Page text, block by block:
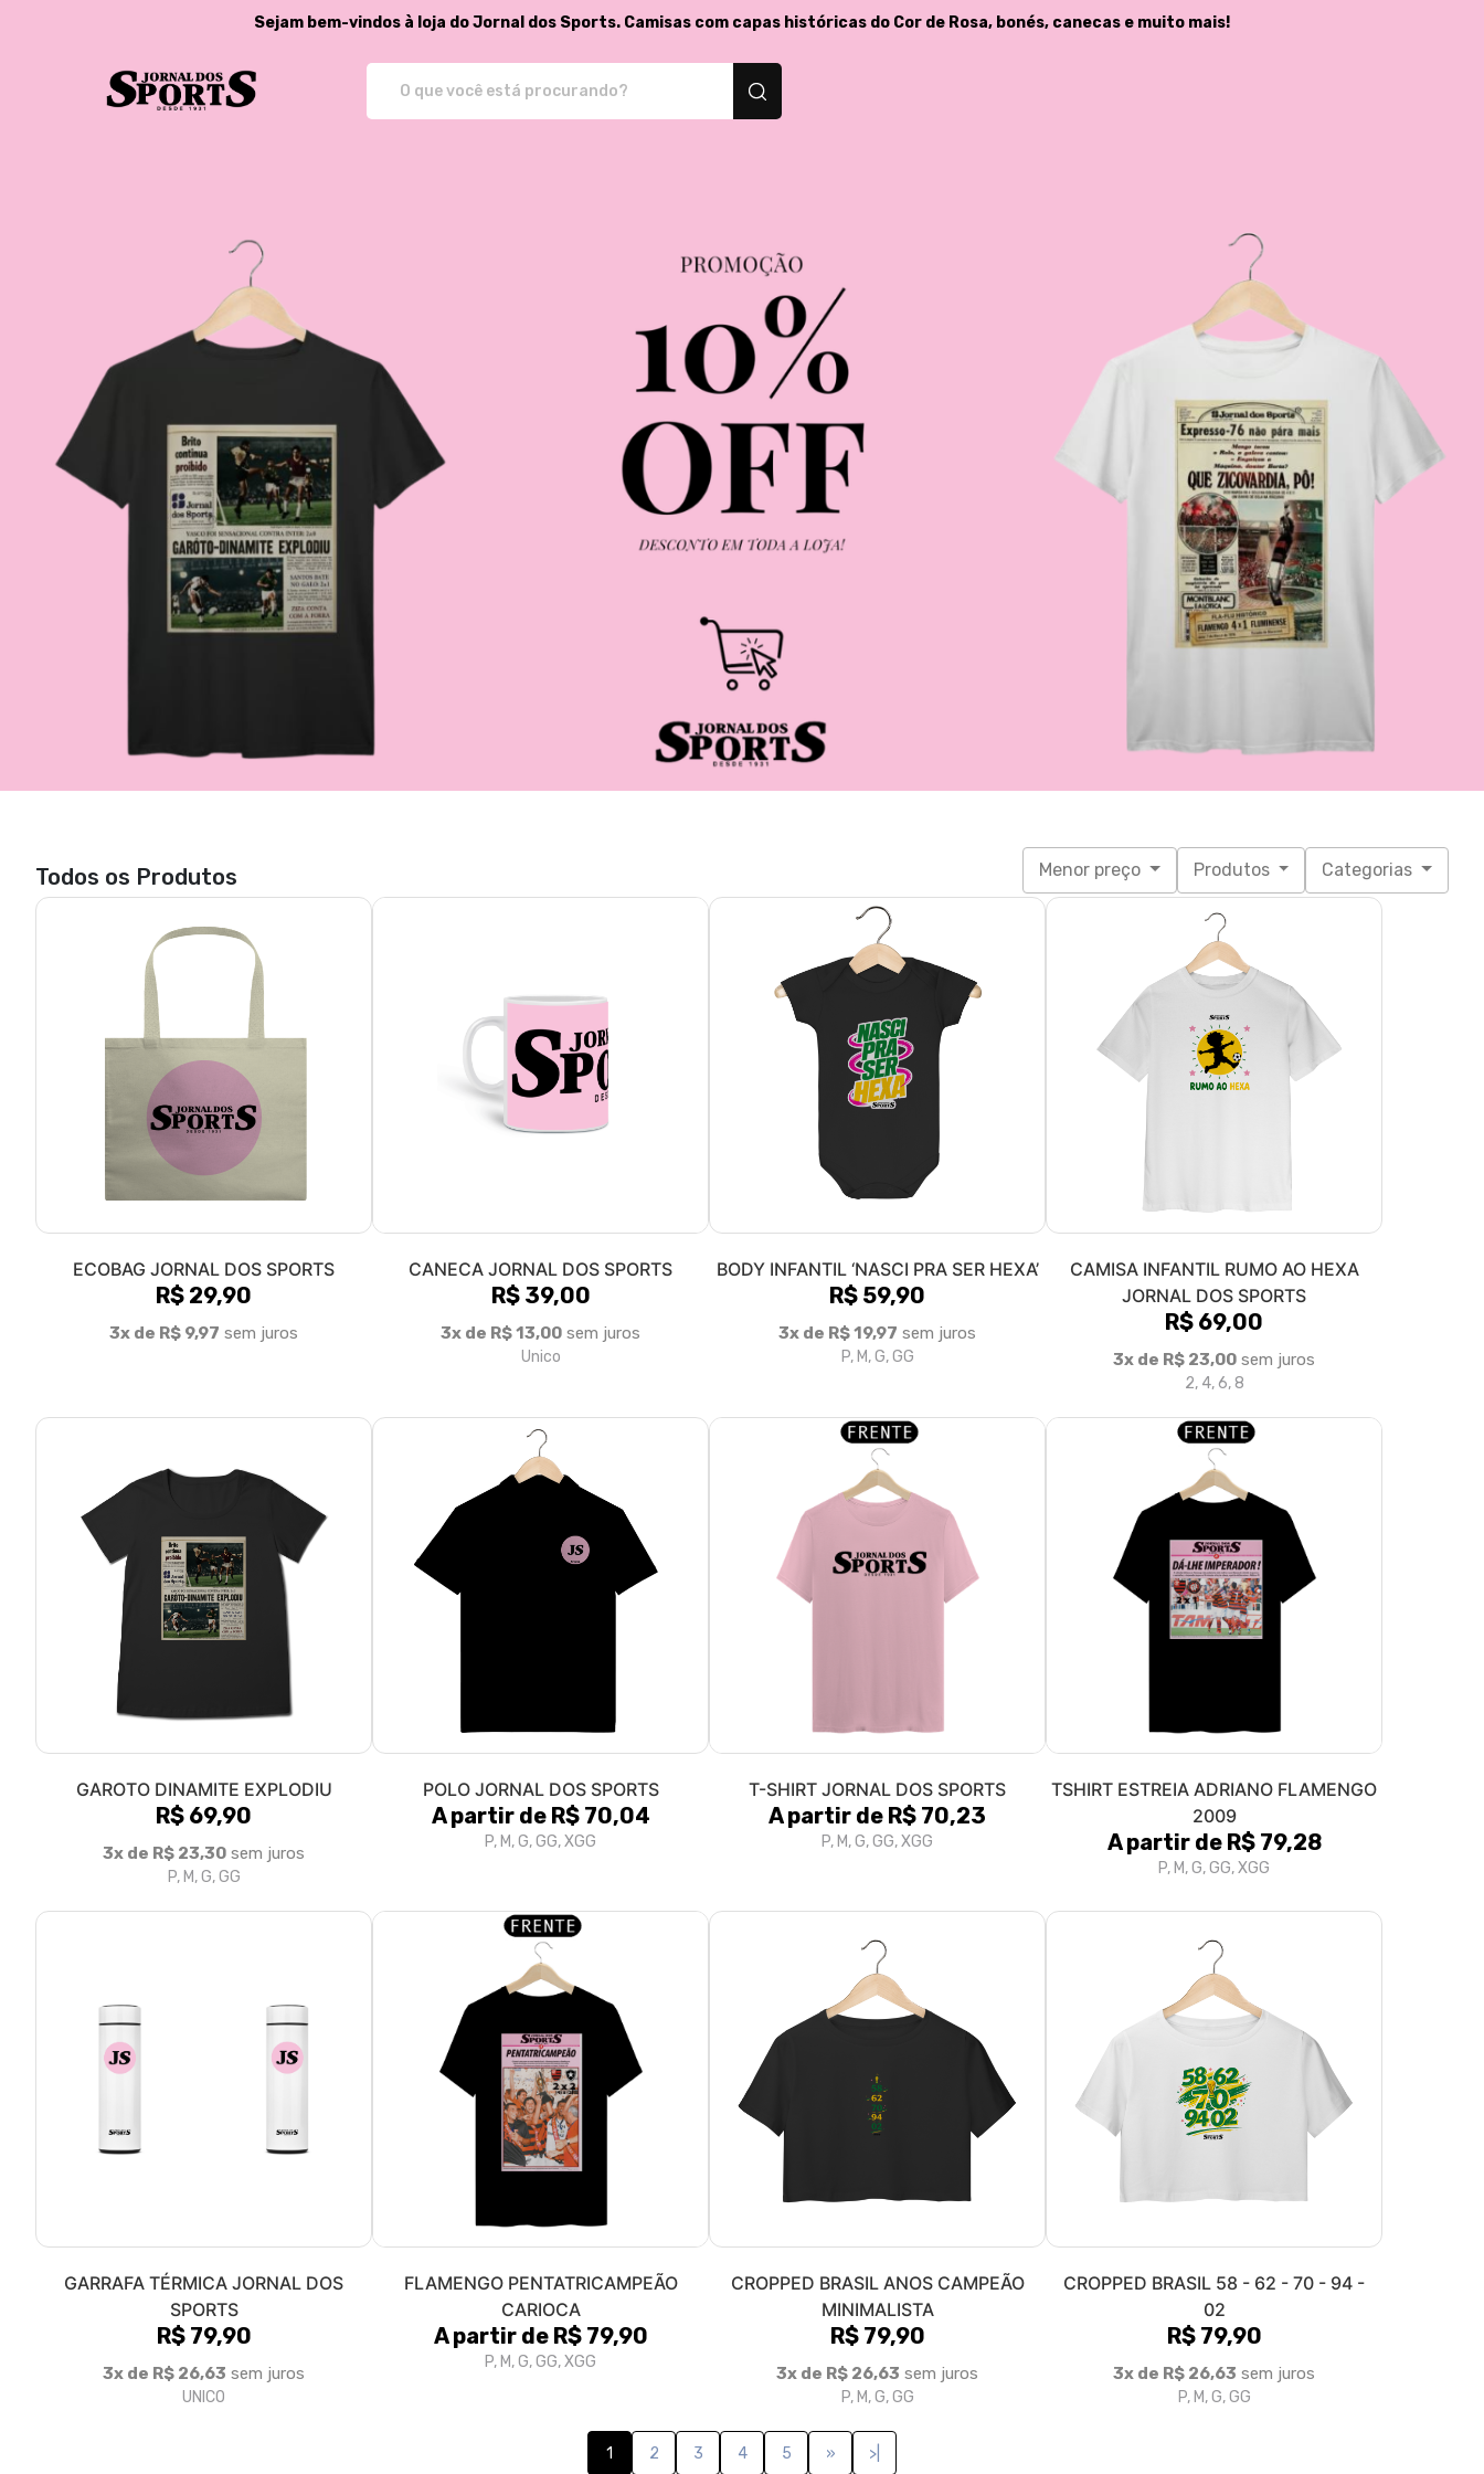
Sejam bem-vindos à loja do Jornal dos Sports. Camisas com capas históricas do Cor de Rosa, bonés, canecas e muito mais!
Jornal dos Sports - Store - Camisetas e produtos personalizados
Todos os Produtos Menor preço Produtos Categorias
ECOBAG JORNAL DOS SPORTS
R$ 29,90
3x de R$ 9,97 sem juros
CANECA JORNAL DOS SPORTS
R$ 39,00
3x de R$ 13,00 sem juros
Unico
BODY INFANTIL ‘NASCI PRA SER HEXA’
R$ 59,90
3x de R$ 19,97 sem juros
P, M, G, GG
CAMISA INFANTIL RUMO AO HEXA
JORNAL DOS SPORTS
R$ 69,00
3x de R$ 23,00 sem juros
2, 4, 6, 8
GAROTO DINAMITE EXPLODIU
R$ 69,90
3x de R$ 23,30 sem juros
P, M, G, GG
POLO JORNAL DOS SPORTS
A partir de R$ 70,04
P, M, G, GG, XGG
T-SHIRT JORNAL DOS SPORTS
A partir de R$ 70,23
P, M, G, GG, XGG
TSHIRT ESTREIA ADRIANO FLAMENGO
2009
A partir de R$ 79,28
P, M, G, GG, XGG
GARRAFA TÉRMICA JORNAL DOS
SPORTS
R$ 79,90
3x de R$ 26,63 sem juros
UNICO
FLAMENGO PENTATRICAMPEÃO
CARIOCA
A partir de R$ 79,90
P, M, G, GG, XGG
CROPPED BRASIL ANOS CAMPEÃO
MINIMALISTA
R$ 79,90
3x de R$ 26,63 sem juros
P, M, G, GG
CROPPED BRASIL 58 - 62 - 70 - 94 -
02
R$ 79,90
3x de R$ 26,63 sem juros
P, M, G, GG
1 2 3 4 5 » >|